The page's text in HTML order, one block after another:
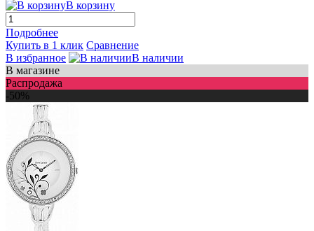
В корзину
Подробнее
Купить в 1 клик Сравнение
В избранное
В наличии
В магазине
Распродажа
-50%